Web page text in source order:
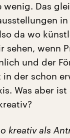
Das
da wo
sehen, wenn
und der
der schon
Was aber
kreativ als